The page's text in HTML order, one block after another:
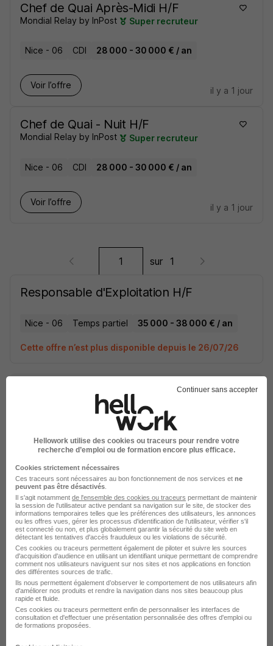
Chef de Quai Après-Midi H/F
Mondial Relay by InPost Super recruteur
Nice - 06 CDI 28 000 - 30 000 € / an
Voir l’offre
il y a 1 jour
Chef de Quai - Nuit H/F
Mondial Relay by InPost Super recruteur
Nice - 06 CDI 28 000 - 30 000 € / an
Voir l’offre
il y a 1 jour
sur 1
Responsable d'Exploitation H/F
Nice - 06 Temps partiel 35 000 - 38 000 € / an
Cette offre n’est plus disponible depuis le 26/07/26
Élargissez votre recherche chezMondial Relay by
Entreprise Mondial Relay by InPost
Emploi Nice
Entreprise Nice
DÉPOSEZ VOTRE CV
Rendez votre CV accessible à l’ensemble des
recruteurs de la CVthèque Hellowork.
Continuer sans accepter
Hellowork utilise des cookies ou traceurs pour rendre votre
recherche d’emploi ou de formation encore plus efficace.
Cookies strictement nécessaires
Ces traceurs sont nécessaires au bon fonctionnement de nos services et ne
peuvent pas être désactivés
Il s'agit notamment de l'ensemble des cookies ou traceurs permettant de maintenir
la session de l'utilisateur active pendant sa navigation sur le site, de stocker des
informations temporaires telles que les préférences des utilisateurs, les annonces
ou les offres vues, gérer les processus d'identification de l'utilisateur, vérifier s'il
est connecté ou non, et plus globalement garantir la sécurité du site web en
détectant les tentatives d'accès frauduleux ou les violations de sécurité.
Ces cookies ou traceurs permettent également de piloter et suivre les sources
d'acquisition d'audience en utilisant un identifiant unique permettant de comprendre
comment nos utilisateurs naviguent sur nos sites et nos applications en fonction
des différentes sources de trafic.
Ils nous permettent également d’observer le comportement de nos utilisateurs afin
d'améliorer nos produits et rendre la navigation dans nos sites beaucoup plus
rapide et fluide.
Ces cookies ou traceurs permettent enfin de personnaliser les interfaces de
consultation et d'effectuer une présentation personnalisée des offres d'emploi ou
de formations proposées.